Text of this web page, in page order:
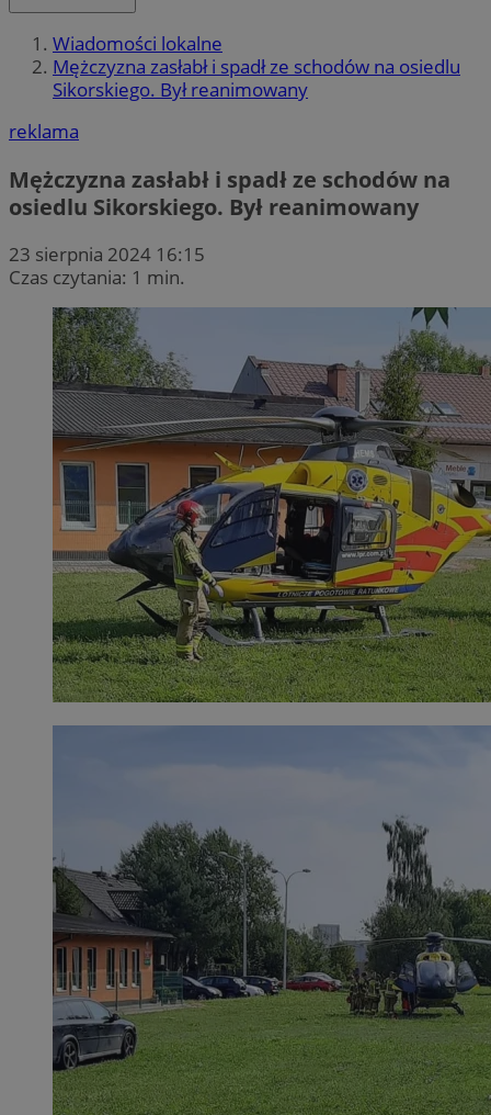
Wiadomości lokalne
Mężczyzna zasłabł i spadł ze schodów na osiedlu
Sikorskiego. Był reanimowany
reklama
Mężczyzna zasłabł i spadł ze schodów na
osiedlu Sikorskiego. Był reanimowany
23 sierpnia 2024 16:15
Czas czytania: 1 min.